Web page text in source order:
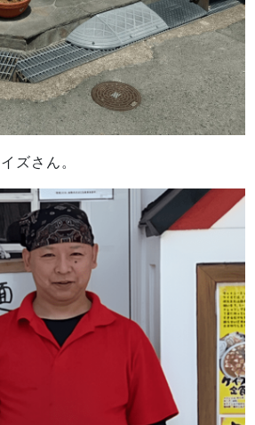
ズさん。